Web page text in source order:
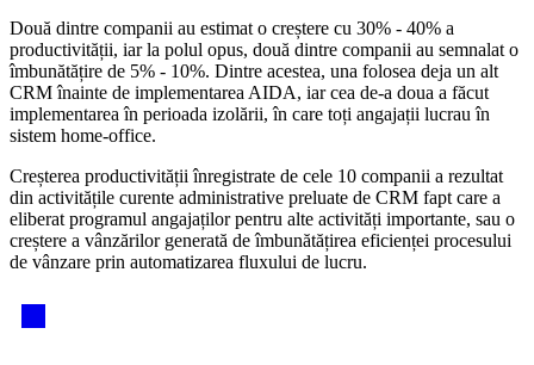
Două dintre companii au estimat o creștere cu 30% - 40% a
productivității, iar la polul opus, două dintre companii au semnalat o
îmbunătățire de 5% - 10%. Dintre acestea, una folosea deja un alt
CRM înainte de implementarea AIDA, iar cea de-a doua a făcut
implementarea în perioada izolării, în care toți angajații lucrau în
sistem home-office.
Creșterea productivității înregistrate de cele 10 companii a rezultat
din activitățile curente administrative preluate de CRM fapt care a
eliberat programul angajaților pentru alte activități importante, sau o
creștere a vânzărilor generată de îmbunătățirea eficienței procesului
de vânzare prin automatizarea fluxului de lucru.